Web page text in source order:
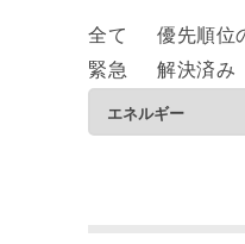
全て 優先順位
緊急
解決済み